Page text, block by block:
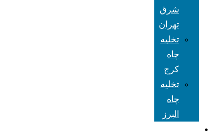
شرق
تهران
تخلیه
چاه
کرج
تخلیه
چاه
البرز